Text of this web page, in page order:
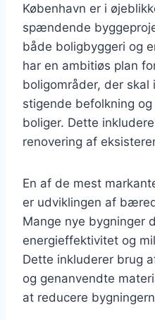
København er i
spændende
både boligbyggeri og
har en ambitiøs plan
boligområder, der skal
stigende befolkning
boliger. Dette
renovering af
En af de mest
er udviklingen af
Mange nye bygninger
energieffektivitet og
Dette inkluderer brug
og genanvendte
at reducere